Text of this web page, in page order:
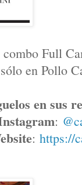
Full
en Pollo
en sus
:
: https://